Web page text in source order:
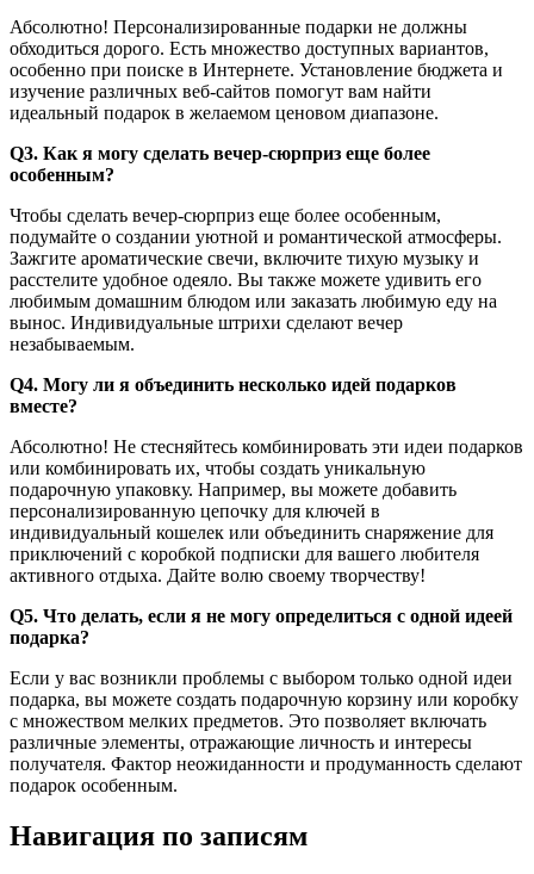
Абсолютно! Персонализированные подарки не должны
обходиться дорого. Есть множество доступных вариантов,
особенно при поиске в Интернете. Установление бюджета и
изучение различных веб-сайтов помогут вам найти
идеальный подарок в желаемом ценовом диапазоне.
Q3. Как я могу сделать вечер-сюрприз еще более
особенным?
Чтобы сделать вечер-сюрприз еще более особенным,
подумайте о создании уютной и романтической атмосферы.
Зажгите ароматические свечи, включите тихую музыку и
расстелите удобное одеяло. Вы также можете удивить его
любимым домашним блюдом или заказать любимую еду на
вынос. Индивидуальные штрихи сделают вечер
незабываемым.
Q4. Могу ли я объединить несколько идей подарков
вместе?
Абсолютно! Не стесняйтесь комбинировать эти идеи подарков
или комбинировать их, чтобы создать уникальную
подарочную упаковку. Например, вы можете добавить
персонализированную цепочку для ключей в
индивидуальный кошелек или объединить снаряжение для
приключений с коробкой подписки для вашего любителя
активного отдыха. Дайте волю своему творчеству!
Q5. Что делать, если я не могу определиться с одной идеей
подарка?
Если у вас возникли проблемы с выбором только одной идеи
подарка, вы можете создать подарочную корзину или коробку
с множеством мелких предметов. Это позволяет включать
различные элементы, отражающие личность и интересы
получателя. Фактор неожиданности и продуманность сделают
подарок особенным.
Навигация по записям